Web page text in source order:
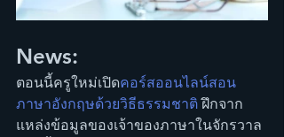
News:
ตอนนี้ครูใหม่เปิดคอร์สออนไลน์สอน
ภาษาอังกฤษด้วยวิธีธรรมชาติ ฝึกจาก
แหล่งข้อมูลของเจ้าของภาษาในจักรวาล